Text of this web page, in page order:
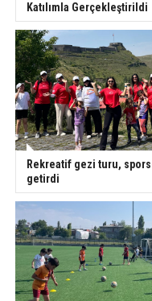
Katılımla Gerçekleştirildi
Rekreatif gezi turu,
getirdi